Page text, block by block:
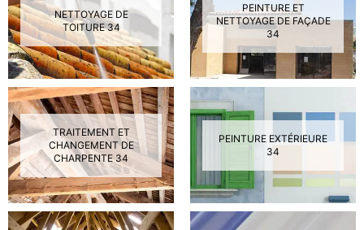
NETTOYAGE DE
TOITURE 34
PEINTURE ET
NETTOYAGE DE FAÇADE
34
TRAITEMENT ET
CHANGEMENT DE
CHARPENTE 34
PEINTURE EXTÉRIEURE
34